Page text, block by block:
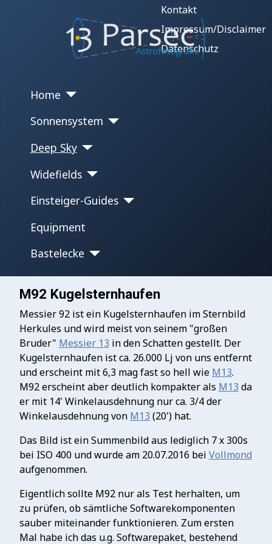
Kontakt
Impressum/Disclaimer
Datenschutz
Home
Sonnensystem
Deep Sky
Widefields
Einsteiger-Guides
Equipment
Bastelecke
M92 Kugelsternhaufen
Messier 92 ist ein Kugelsternhaufen im Sternbild
Herkules und wird meist von seinem "großen
Bruder" Messier 13 in den Schatten gestellt. Der
Kugelsternhaufen ist ca. 26.000 Lj von uns entfernt
und erscheint mit 6,3 mag fast so hell wie M13.
M92 erscheint aber deutlich kompakter als M13 da
er mit 14' Winkelausdehnung nur ca. 3/4 der
Winkelausdehnung von M13 (20') hat.
Das Bild ist ein Summenbild aus lediglich 7 x 300s
bei ISO 400 und wurde am 20.07.2016 bei Vollmond
aufgenommen.
Eigentlich sollte M92 nur als Test herhalten, um
zu prüfen, ob sämtliche Softwarekomponenten
sauber miteinander funktionieren. Zum ersten
Mal habe ich das u.g. Softwarepaket, bestehend